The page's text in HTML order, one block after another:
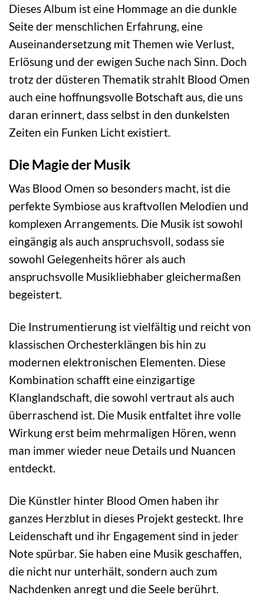
Dieses Album ist eine Hommage an die dunkle
Seite der menschlichen Erfahrung, eine
Auseinandersetzung mit Themen wie Verlust,
Erlösung und der ewigen Suche nach Sinn. Doch
trotz der düsteren Thematik strahlt Blood Omen
auch eine hoffnungsvolle Botschaft aus, die uns
daran erinnert, dass selbst in den dunkelsten
Zeiten ein Funken Licht existiert.
Die Magie der Musik
Was Blood Omen so besonders macht, ist die
perfekte Symbiose aus kraftvollen Melodien und
komplexen Arrangements. Die Musik ist sowohl
eingängig als auch anspruchsvoll, sodass sie
sowohl Gelegenheits hörer als auch
anspruchsvolle Musikliebhaber gleichermaßen
begeistert.
Die Instrumentierung ist vielfältig und reicht von
klassischen Orchesterklängen bis hin zu
modernen elektronischen Elementen. Diese
Kombination schafft eine einzigartige
Klanglandschaft, die sowohl vertraut als auch
überraschend ist. Die Musik entfaltet ihre volle
Wirkung erst beim mehrmaligen Hören, wenn
man immer wieder neue Details und Nuancen
entdeckt.
Die Künstler hinter Blood Omen haben ihr
ganzes Herzblut in dieses Projekt gesteckt. Ihre
Leidenschaft und ihr Engagement sind in jeder
Note spürbar. Sie haben eine Musik geschaffen,
die nicht nur unterhält, sondern auch zum
Nachdenken anregt und die Seele berührt.